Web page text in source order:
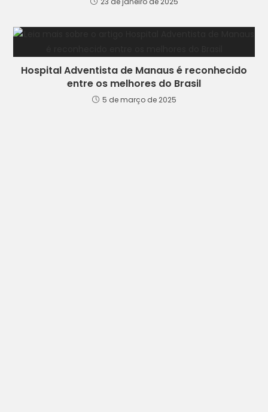
Hospital Adventista de Manaus é reconhecido
entre os melhores do Brasil
5 de março de 2025